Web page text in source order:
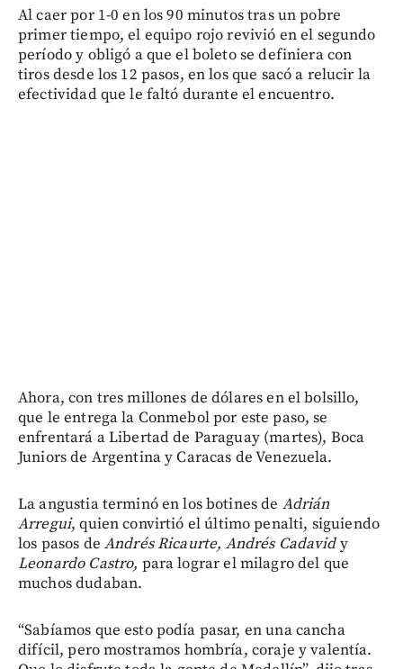
Al caer por 1-0 en los 90 minutos tras un pobre
primer tiempo, el equipo rojo revivió en el segundo
período y obligó a que el boleto se definiera con
tiros desde los 12 pasos, en los que sacó a relucir la
efectividad que le faltó durante el encuentro.
Ahora, con tres millones de dólares en el bolsillo,
que le entrega la Conmebol por este paso, se
enfrentará a Libertad de Paraguay (martes), Boca
Juniors de Argentina y Caracas de Venezuela.
La angustia terminó en los botines de Adrián
Arregui, quien convirtió el último penalti, siguiendo
los pasos de Andrés Ricaurte, Andrés Cadavidy
Leonardo Castro, para lograr el milagro del que
muchos dudaban.
“Sabíamos que esto podía pasar, en una cancha
difícil, pero mostramos hombría, coraje y valentía.